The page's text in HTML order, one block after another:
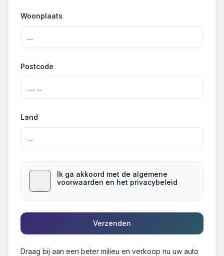
Woonplaats
Postcode
Land
Ik ga akkoord met de algemene
voorwaarden en het privacybeleid
Verzenden
Draag bij aan een beter milieu en verkoop nu uw auto